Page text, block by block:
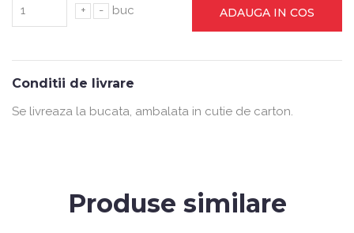
+ - buc ADAUGA IN COS
Conditii de livrare
Se livreaza la bucata, ambalata in cutie de carton.
Produse similare